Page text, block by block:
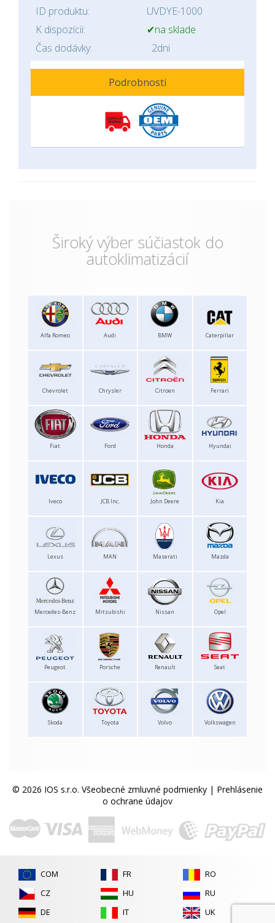
ID produktu:
UVDYE-1000
K dispozícii:
✔na sklade
Čas dodávky:
2dni
Podrobnosti
Široký výber súčiastok do
autoklimatizácií
Alfa Romeo Audi BMW Caterpillar
Chevrolet Chrysler Citroen Ferrari
Fiat Ford Honda Hyundai
Iveco JCB Inc. John Deere Kia
Lexus MAN Maserati Mazda
Mercedes-Benz Mitsubishi Nissan Opel
Peugeot Porsche Renault Seat
Skoda Toyota Volvo Volkswagen
© 2026 IOS s.r.o. Všeobecné zmluvné podmienky | Prehlásenie
o ochrane údajov
COM
CZ
DE
FR
HU
IT
RO
RU
UK